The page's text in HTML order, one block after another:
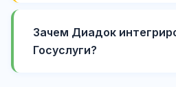
Зачем Диадок
Госуслуги?